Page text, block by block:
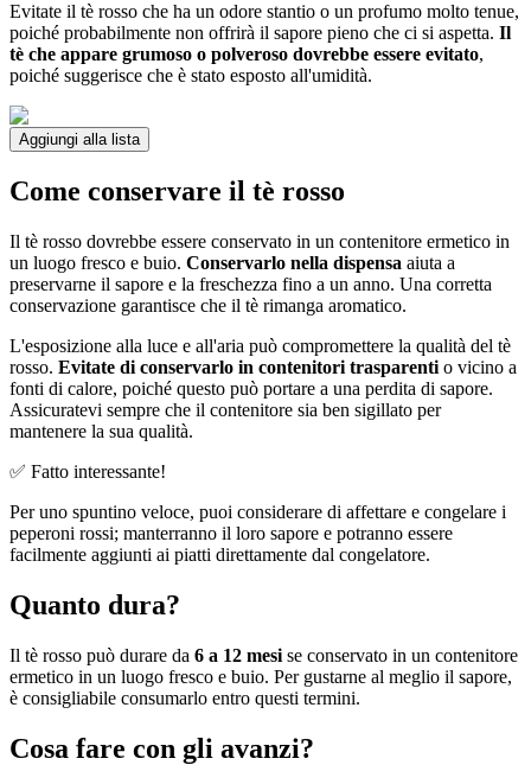
Evitate il tè rosso che ha un odore stantio o un profumo molto tenue,
poiché probabilmente non offrirà il sapore pieno che ci si aspetta. Il
tè che appare grumoso o polveroso dovrebbe essere evitato,
poiché suggerisce che è stato esposto all'umidità.
Aggiungi alla lista
Come conservare il tè rosso
Il tè rosso dovrebbe essere conservato in un contenitore ermetico in
un luogo fresco e buio. Conservarlo nella dispensa aiuta a
preservarne il sapore e la freschezza fino a un anno. Una corretta
conservazione garantisce che il tè rimanga aromatico.
L'esposizione alla luce e all'aria può compromettere la qualità del tè
rosso. Evitate di conservarlo in contenitori trasparenti o vicino a
fonti di calore, poiché questo può portare a una perdita di sapore.
Assicuratevi sempre che il contenitore sia ben sigillato per
mantenere la sua qualità.
✅ Fatto interessante!
Per uno spuntino veloce, puoi considerare di affettare e congelare i
peperoni rossi; manterranno il loro sapore e potranno essere
facilmente aggiunti ai piatti direttamente dal congelatore.
Quanto dura?
Il tè rosso può durare da 6 a 12 mesi se conservato in un contenitore
ermetico in un luogo fresco e buio. Per gustarne al meglio il sapore,
è consigliabile consumarlo entro questi termini.
Cosa fare con gli avanzi?